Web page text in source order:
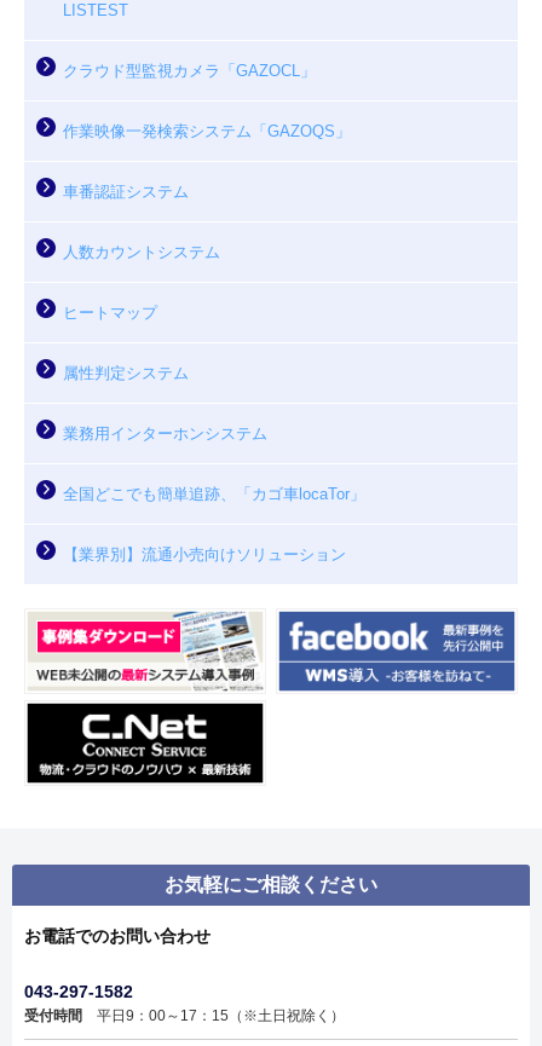
LISTEST
クラウド型監視カメラ「GAZOCL」
作業映像一発検索システム「GAZOQS」
車番認証システム
人数カウントシステム
ヒートマップ
属性判定システム
業務用インターホンシステム
全国どこでも簡単追跡、「カゴ車locaTor」
【業界別】流通小売向けソリューション
お気軽にご相談ください
お電話でのお問い合わせ
043-297-1582
受付時間 平日9：00～17：15（※土日祝除く）